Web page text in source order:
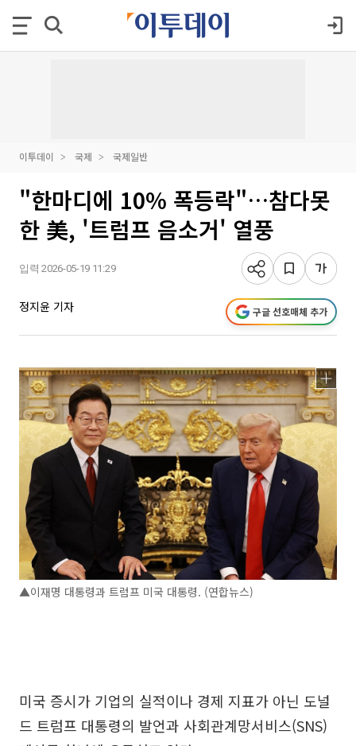
이투데이 국제 국제일반
"한마디에 10% 폭등락"…참다못
한 美, '트럼프 음소거' 열풍
입력 2026-05-19 11:29
정지윤 기자 구글 선호매체 추가
▲이재명 대통령과 트럼프 미국 대통령. (연합뉴스)
미국 증시가 기업의 실적이나 경제 지표가 아닌 도널
드 트럼프 대통령의 발언과 사회관계망서비스(SNS)